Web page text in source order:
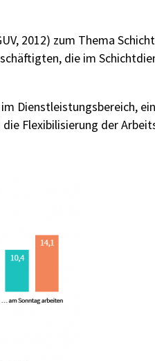
2012) zum Thema
die im
Dienstleistungsbereich,
Flexibilisierung der